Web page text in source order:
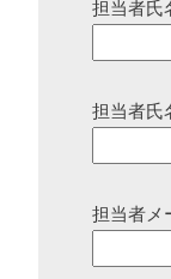
担当者氏
担当者氏
担当者メ